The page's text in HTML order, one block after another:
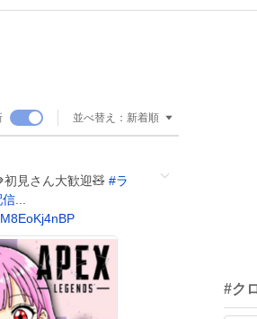
並べ替え： 新着順
初見さん大歓迎🧸 #ラ
信
#ク